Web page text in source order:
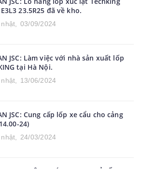
E3L3 23.5R25 đã về kho.
03/09/2024
JSC: Làm việc với nhà sản xuất lốp
tại Hà Nội.
13/06/2024
JSC: Cung cấp lốp xe cẩu cho cảng
24)
24/03/2024